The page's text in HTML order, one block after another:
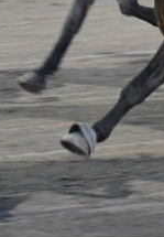
Intervju
2022 03 14
LOPP 8
INTERVJU
2022 03 14
LOPP 9